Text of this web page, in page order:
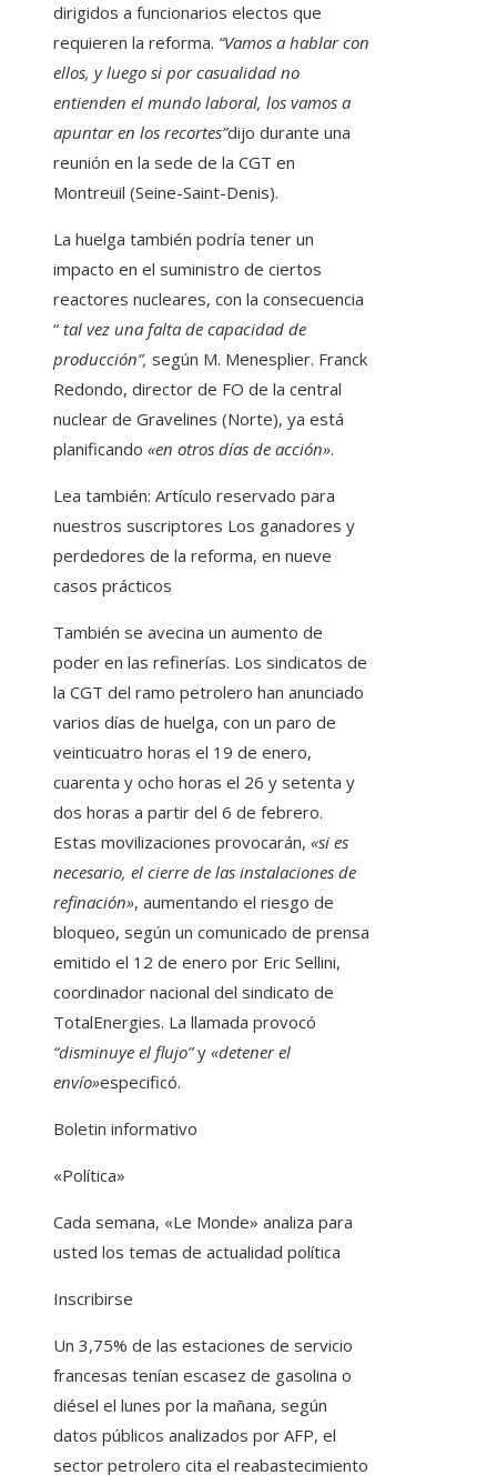
dirigidos a funcionarios electos que
requieren la reforma. “Vamos a hablar con
ellos, y luego si por casualidad no
entienden el mundo laboral, los vamos a
apuntar en los recortes”dijo durante una
reunión en la sede de la CGT en
Montreuil (Seine-Saint-Denis).
La huelga también podría tener un
impacto en el suministro de ciertos
reactores nucleares, con la consecuencia
“ tal vez una falta de capacidad de
producción”, según M. Menesplier. Franck
Redondo, director de FO de la central
nuclear de Gravelines (Norte), ya está
planificando «en otros días de acción».
Lea también: Artículo reservado para
nuestros suscriptores Los ganadores y
perdedores de la reforma, en nueve
casos prácticos
También se avecina un aumento de
poder en las refinerías. Los sindicatos de
la CGT del ramo petrolero han anunciado
varios días de huelga, con un paro de
veinticuatro horas el 19 de enero,
cuarenta y ocho horas el 26 y setenta y
dos horas a partir del 6 de febrero.
Estas movilizaciones provocarán, «si es
necesario, el cierre de las instalaciones de
refinación», aumentando el riesgo de
bloqueo, según un comunicado de prensa
emitido el 12 de enero por Eric Sellini,
coordinador nacional del sindicato de
TotalEnergies. La llamada provocó
“disminuye el flujo”y «detener el
envío»especificó.
Boletin informativo
«Política»
Cada semana, «Le Monde» analiza para
usted los temas de actualidad política
Inscribirse
Un 3,75% de las estaciones de servicio
francesas tenían escasez de gasolina o
diésel el lunes por la mañana, según
datos públicos analizados por AFP, el
sector petrolero cita el reabastecimiento